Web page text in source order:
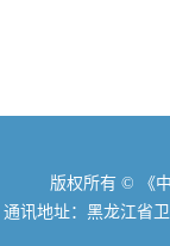
版权所有 © 《
通讯地址：黑龙江省